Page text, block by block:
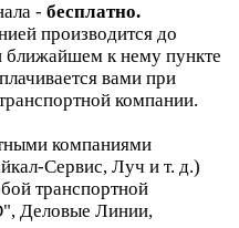
- бесплатно.
производится до
ближайшем к нему пункте
вами при
компании.
компаниями
Сервис, Луч и т. д.)
транспортной
Деловые Линии,